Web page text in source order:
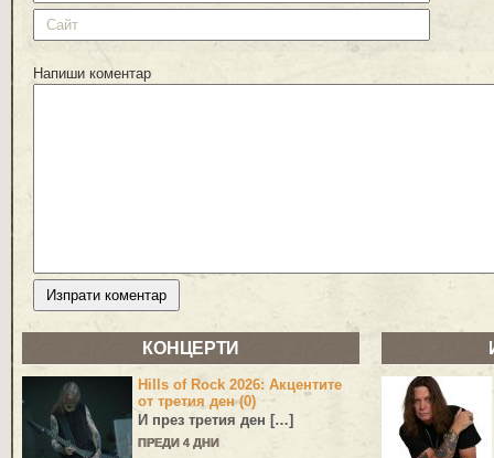
Напиши коментар
КОНЦЕРТИ
Hills of Rock 2026: Акцентите
от третия ден (0)
И през третия ден […]
ПРЕДИ 4 ДНИ